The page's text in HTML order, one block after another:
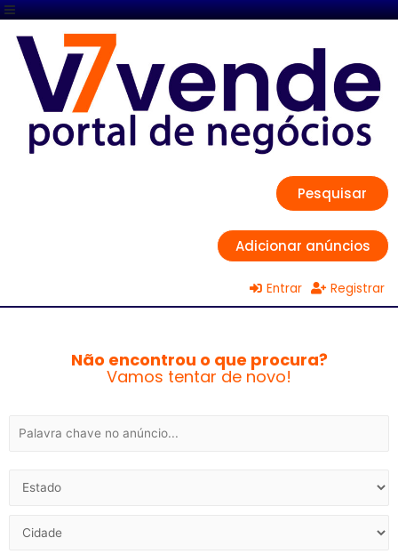
Pesquisar
Adicionar anúncios
Entrar Registrar
Não encontrou o que procura?
Vamos tentar de novo!